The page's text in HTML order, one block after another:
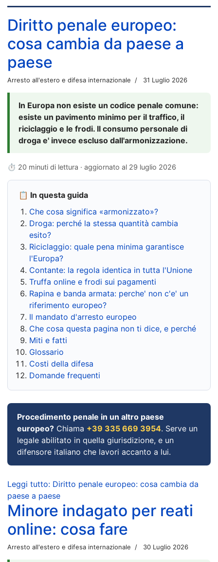
Diritto penale europeo:
cosa cambia da paese a
paese
Arresto all'estero e difesa internazionale 31 Luglio 2026
In Europa non esiste un codice penale comune:
esiste un pavimento minimo per il traffico, il
riciclaggio e le frodi. Il consumo personale di
droga e' invece escluso dall'armonizzazione.
⏱ 20 minuti di lettura · aggiornato al 29 luglio 2026
📋 In questa guida
Che cosa significa «armonizzato»?
Droga: perché la stessa quantità cambia
esito?
Riciclaggio: quale pena minima garantisce
l'Europa?
Contante: la regola identica in tutta l'Unione
Truffa online e frodi sui pagamenti
Rapina e banda armata: perche' non c'e' un
riferimento europeo?
Il mandato d'arresto europeo
Che cosa questa pagina non ti dice, e perché
Miti e fatti
Glossario
Costi della difesa
Domande frequenti
Procedimento penale in un altro paese
europeo? Chiama +39 335 669 3954. Serve un
legale abilitato in quella giurisdizione, e un
difensore italiano che lavori accanto a lui.
Leggi tutto: Diritto penale europeo: cosa cambia da
paese a paese
Minore indagato per reati
online: cosa fare
Arresto all'estero e difesa internazionale 30 Luglio 2026